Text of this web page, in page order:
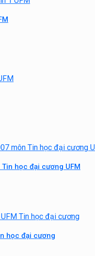
học đại cương UFM
học đại cương